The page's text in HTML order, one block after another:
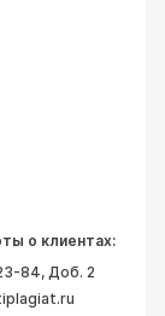
о клиентах:
84, Доб. 2